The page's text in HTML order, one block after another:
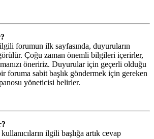
forumun ilk sayfasında, duyuruların
Çoğu zaman önemli bilgileri içerirler,
öneririz. Duyurular için geçerli olduğu
foruma sabit başlık göndermek için gereken
yöneticisi belirler.
ilgili başlığa artık cevap